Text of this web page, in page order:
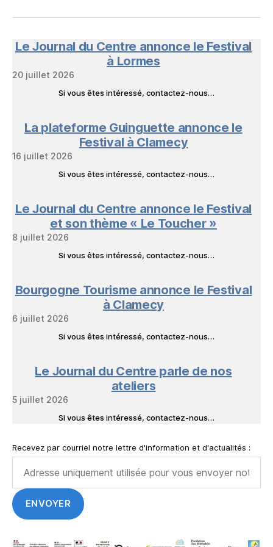
NeL
à
Livres
Le Journal du Centre annonce le Festival
à Lormes
20 juillet 2026
Si vous êtes intéressé, contactez-nous…
La plateforme Guinguette annonce le
Festival à Clamecy
16 juillet 2026
Si vous êtes intéressé, contactez-nous…
Le Journal du Centre annonce le Festival
et son thème « Le Toucher »
8 juillet 2026
Si vous êtes intéressé, contactez-nous…
Bourgogne Tourisme annonce le Festival
à Clamecy
6 juillet 2026
Si vous êtes intéressé, contactez-nous…
Le Journal du Centre parle de nos
ateliers
5 juillet 2026
Si vous êtes intéressé, contactez-nous…
Recevez par courriel notre lettre d'information et d'actualités :